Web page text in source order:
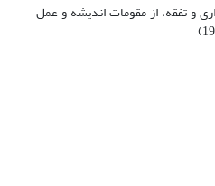
و تفقه، از مقومات اندیشه و عمل